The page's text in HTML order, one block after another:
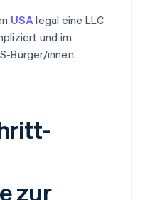
USAlegal eine LLC
und im
Bürger/innen.
zur